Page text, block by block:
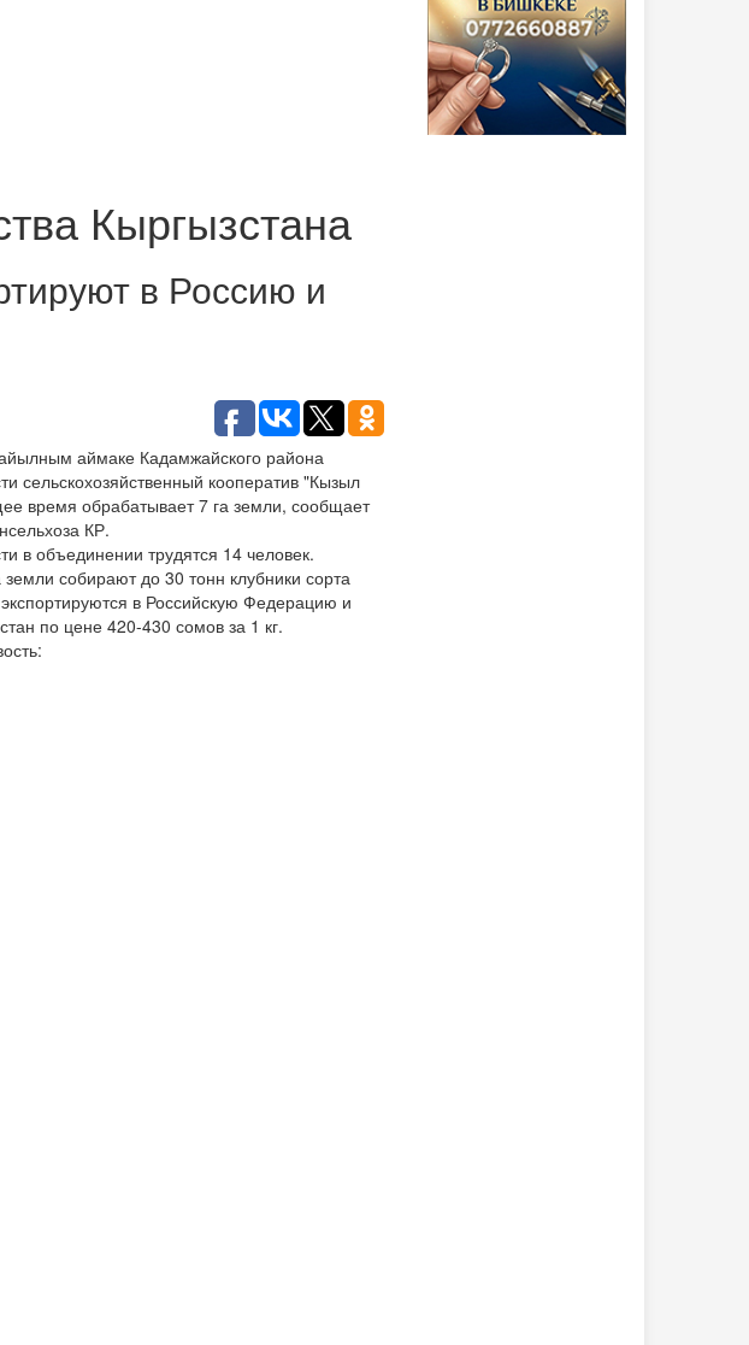
Кыргызстана
в Россию и
аймаке Кадамжайского района
сельскохозяйственный кооператив "Кызыл
время обрабатывает 7 га земли, сообщает
КР.
в объединении трудятся 14 человек.
земли собирают до 30 тонн клубники сорта
в Российскую Федерацию и
по цене 420-430 сомов за 1 кг.